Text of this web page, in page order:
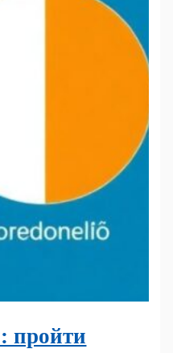
пройти